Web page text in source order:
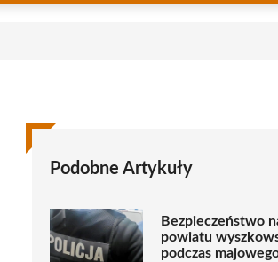
Podobne Artykuły
Bezpieczeństwo
powiatu
podczas